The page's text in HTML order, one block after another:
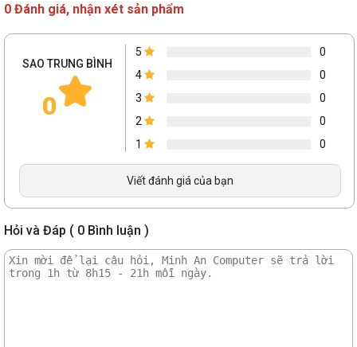
0 Đánh giá, nhận xét sản phẩm
SAO TRUNG BÌNH
0
5
0
4
0
3
0
2
0
1
0
Viết đánh giá của bạn
Hỏi và Đáp ( 0 Bình luận )